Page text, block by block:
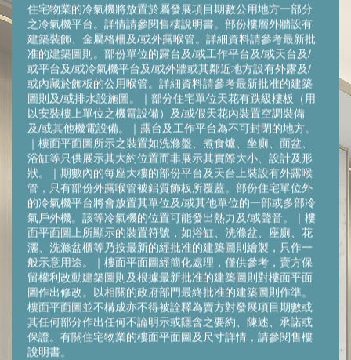
住宅物業的冷氣機將放置於屬發展項目期數公用地方一部分
之冷氣機平台。詳情請參閱售樓說明書。部份樓層外牆設有
建築裝飾、金屬格柵及/或外露喉管。詳細資料請參考最新批
准的建築圖則。部份單位的露台及/或工作平台及/或天台及/
或平台及/或冷氣機平台及/或外牆或其鄰近地方設有外露及/
或內藏於飾板的公用喉管。詳細資料請參考最新批准的建築
圖則及/或排水設施圖。｜部分住宅單位天花有跌級樓板（用
以安裝樓上單位之機電設備）及/或假天花內裝置空調裝備
及/或其他機電設備。｜露台及工作平台為不可封閉的地方。
｜樓面平面圖所示之裝置如洗滌盤、煮食爐、坐廁、面盆、
浴缸等只供展示其大約位置而非展示其實際大小、設計及形
狀。｜期數內的每座大樓的部份平台及天台上裝設有外露喉
管，只有部份外露喉管被鋁質飾板所覆蓋。部份住宅單位外
的冷氣機平台將會放置其單位及/或其他單位的一部或多部冷
氣戶外機。該等冷氣機的位置可能發出熱力及/或聲音。｜樓
面平面圖上所顯示的裝置符號，如浴缸、洗滌盆、座廁、花
灑、洗滌盆櫃等乃按最新的經批准的建築圖則繪製，只作一
般示意用途。｜樓面平面圖經簡化處理，僅供參考，賣方保
留權利改動建築圖則及根據最新批准的建築圖則對樓面平面
圖作出修改。以相關的政府部門最終批准的建築圖則作準。
樓面平面圖並不構成亦不得被詮釋為賣方對發展項目期數或
其任何部分作出任何不論明示或隱含之要約、陳述、承諾或
保證。有關住宅物業的樓面平面圖及尺寸詳情，請參閱售樓
說明書。